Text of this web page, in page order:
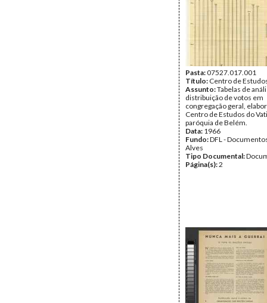
Pasta:07527.017.001
Título: Centro de
Assunto:Tabelas de
distribuição de votos em
congregação geral,
Centro de Estudos do
paróquia de Belém.
Data: 1966
Fundo:DFL -
Alves
Tipo Documental:
Página(s):2